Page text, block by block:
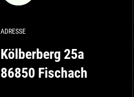
ADRESSE
Kölberberg 25a
86850 Fischach